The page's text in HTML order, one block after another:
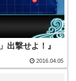
出撃せよ！』
2016.04.05